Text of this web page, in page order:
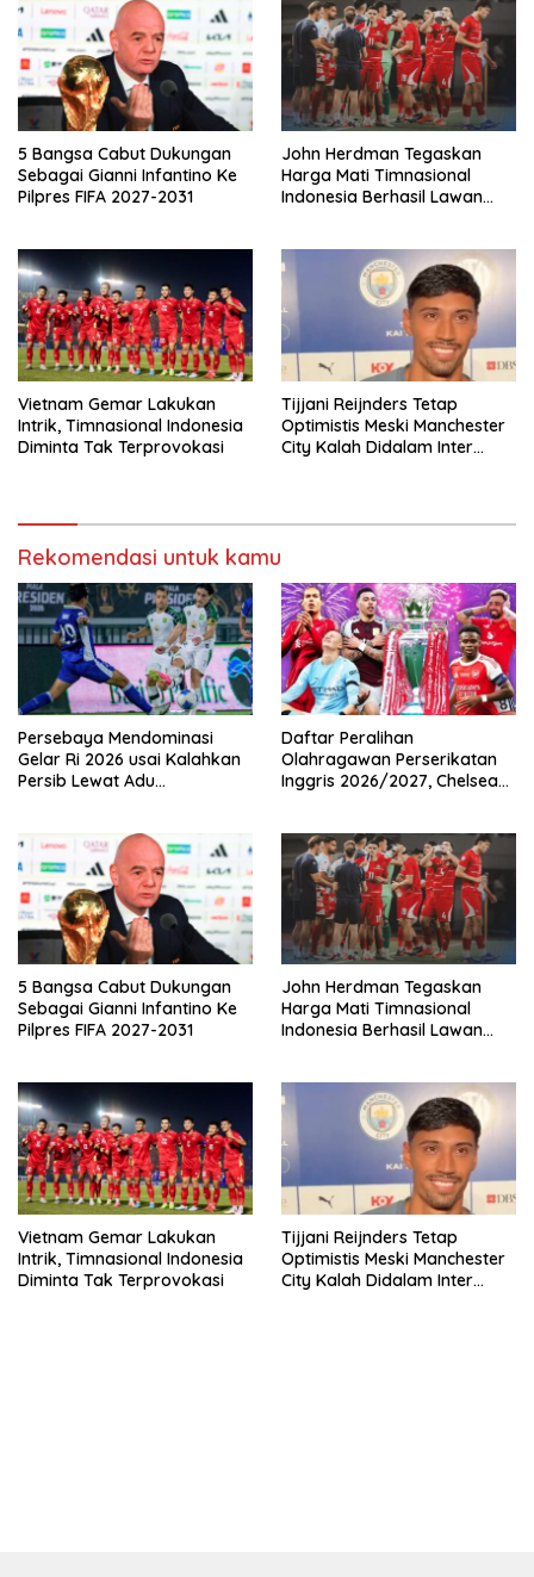
5 Bangsa Cabut Dukungan
Sebagai Gianni Infantino Ke
Pilpres FIFA 2027-2031
John Herdman Tegaskan
Harga Mati Timnasional
Indonesia Berhasil Lawan
Vietnam Gemar Lakukan
Intrik, Timnasional Indonesia
Diminta Tak Terprovokasi
Tijjani Reijnders Tetap
Optimistis Meski Manchester
City Kalah Didalam Inter
Rekomendasi untuk kamu
Persebaya Mendominasi
Gelar Ri 2026 usai Kalahkan
Persib Lewat Adu
Daftar Peralihan
Olahragawan Perserikatan
Inggris 2026/2027, Chelsea
5 Bangsa Cabut Dukungan
Sebagai Gianni Infantino Ke
Pilpres FIFA 2027-2031
John Herdman Tegaskan
Harga Mati Timnasional
Indonesia Berhasil Lawan
Vietnam Gemar Lakukan
Intrik, Timnasional Indonesia
Diminta Tak Terprovokasi
Tijjani Reijnders Tetap
Optimistis Meski Manchester
City Kalah Didalam Inter